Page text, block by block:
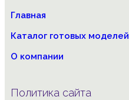
Главная
Каталог готовых моделей
О компании
Политика сайта